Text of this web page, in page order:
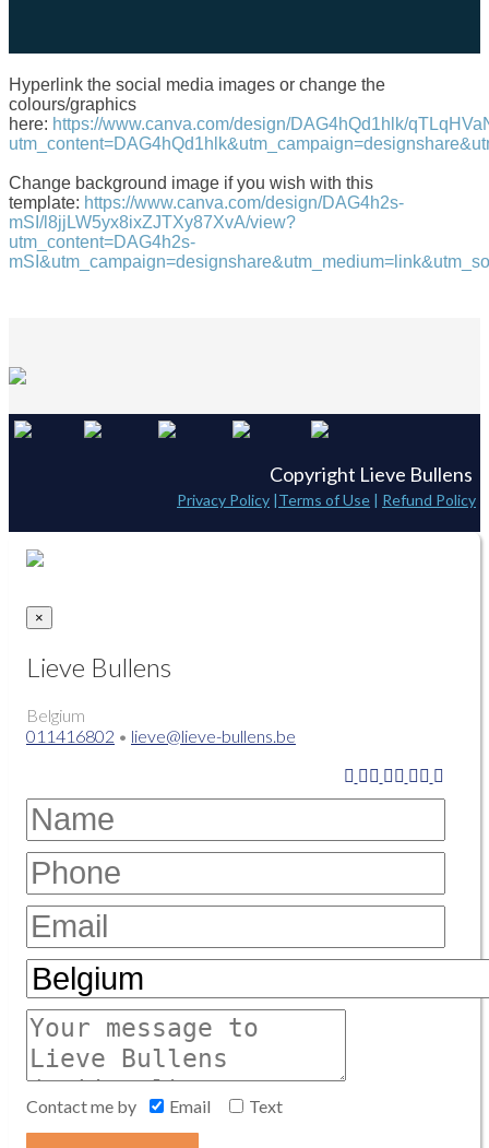
Hyperlink the social media images or change the
colours/graphics
here: https://www.canva.com/design/DAG4hQd1hlk/
Change background image if you wish with this
template: https://www.canva.com/design/DAG4h2s-
mSI/l8jjLW5yx8ixZJTXy87XvA/view?
utm_content=DAG4h2s-
Copyright Lieve Bullens
Privacy Policy Terms of Use Refund Policy
×
Lieve Bullens
Belgium
011416802 • lieve@lieve-bullens.be
Contact me by Email Text